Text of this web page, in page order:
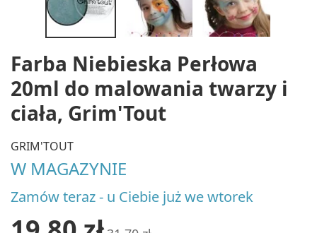
Farba Niebieska Perłowa
20ml do malowania twarzy i
ciała, Grim'Tout
GRIM'TOUT
W MAGAZYNIE
Zamów teraz - u Ciebie już we wtorek